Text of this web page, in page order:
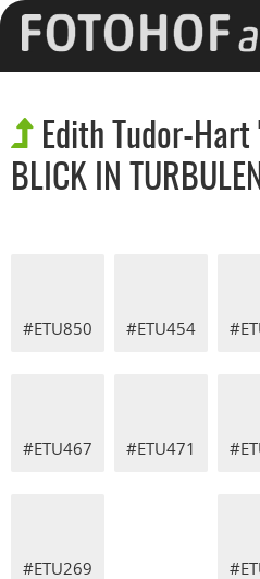
Edith Tudor-Hart
BLICK IN
#ETU850 #ETU454
#ETU467 #ETU471
#ETU269